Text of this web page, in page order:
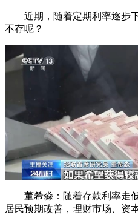
近期，随着定期利率逐步
不存呢？
董希淼：随着存款利率走
居民预期改善，理财市场、资